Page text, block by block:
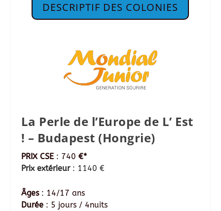
DESCRIPTIF DES COLONIES
La Perle de l’Europe de L’ Est
! – Budapest (Hongrie)
PRIX CSE: 740 €*
Prix extérieur: 1140 €
Âges: 14/17 ans
Durée: 5 jours / 4nuits